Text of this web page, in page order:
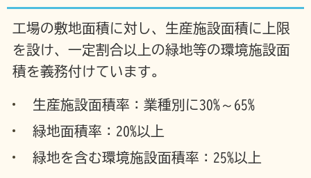
工場の敷地面積に対し、生産施設面積に上限
を設け、一定割合以上の緑地等の環境施設面
積を義務付けています。
生産施設面積率：業種別に30%～65%
緑地面積率：20%以上
緑地を含む環境施設面積率：25%以上